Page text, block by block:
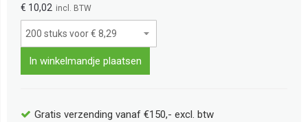
€ 10,02
In winkelmandje plaatsen
Gratis verzending vanaf €150,- excl. btw